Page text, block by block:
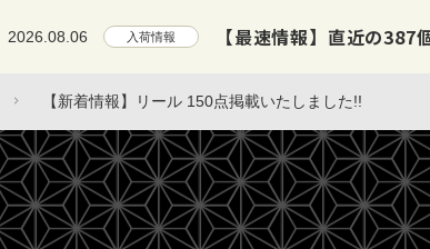
2026.08.06 入荷情報 【最速情報】直近の
【新着情報】リール 150点掲載いたしました!!